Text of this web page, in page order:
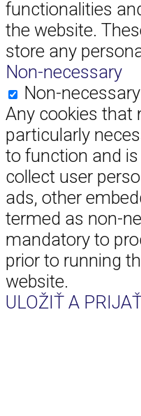
functionalities
the website.
store any
Non-necessary
Non-necessary
Any cookies that
particularly
to function and
collect user
ads, other
termed as non-
mandatory to
prior to running
website.
ULOŽIŤ A